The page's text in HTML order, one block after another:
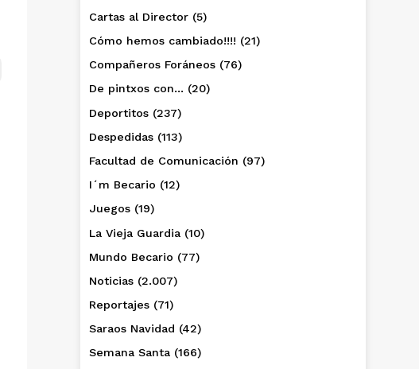
Cartas al Director (5)
Cómo hemos cambiado!!!! (21)
Compañeros Foráneos (76)
De pintxos con… (20)
Deportitos (237)
Despedidas (113)
Facultad de Comunicación (97)
I´m Becario (12)
Juegos (19)
La Vieja Guardia (10)
Mundo Becario (77)
Noticias (2.007)
Reportajes (71)
Saraos Navidad (42)
Semana Santa (166)